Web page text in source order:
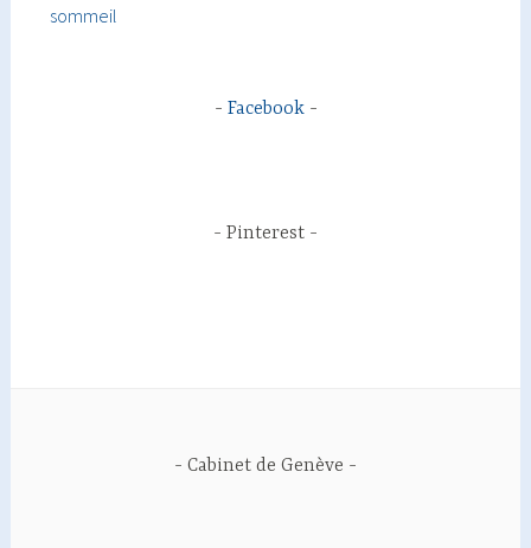
sommeil
Facebook
Pinterest
Cabinet de Genève